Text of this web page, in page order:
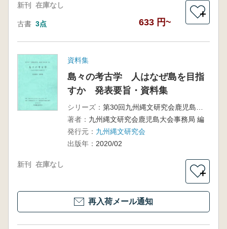
新刊 在庫なし
古書 3点 633 円~
＋
資料集
島々の考古学 人はなぜ島を目指
すか 発表要旨・資料集
シリーズ：
著者： 九州縄文研究会鹿児島大会事務局 編
発行元： 九州縄文研究会
出版年： 2020/02
新刊 在庫なし
＋
再入荷メール通知